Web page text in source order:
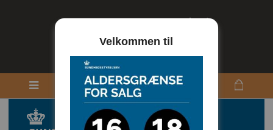
Velkommen til